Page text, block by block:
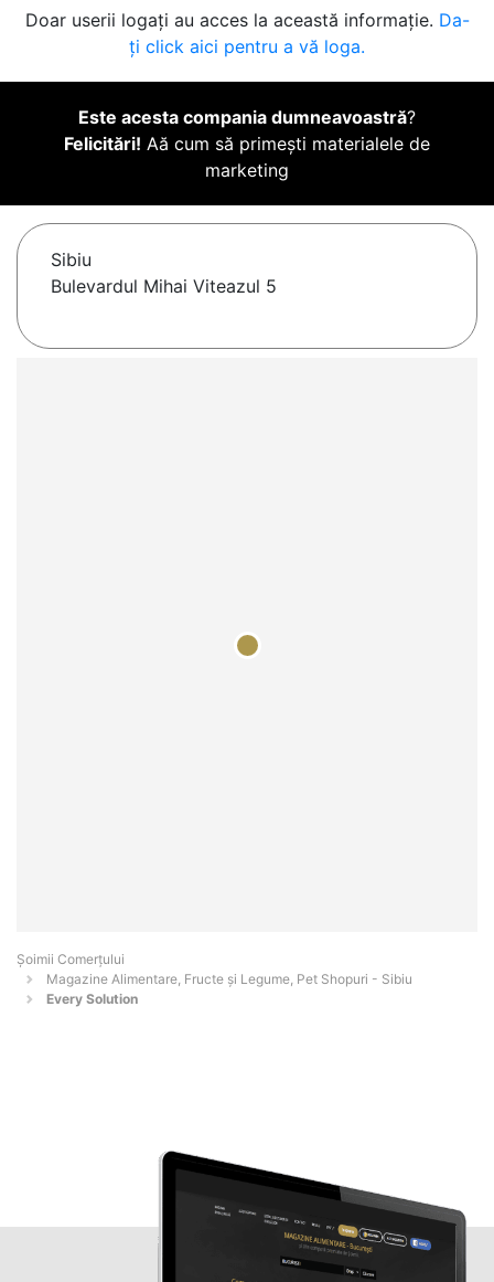
Doar userii logați au acces la această informație. Da-
ți click aici pentru a vă loga.
Este acesta compania dumneavoastră?
Felicitări! Aă cum să primești materialele de
marketing
Sibiu
Bulevardul Mihai Viteazul 5
Șoimii Comerțului
Magazine Alimentare, Fructe și Legume, Pet Shopuri - Sibiu
Every Solution